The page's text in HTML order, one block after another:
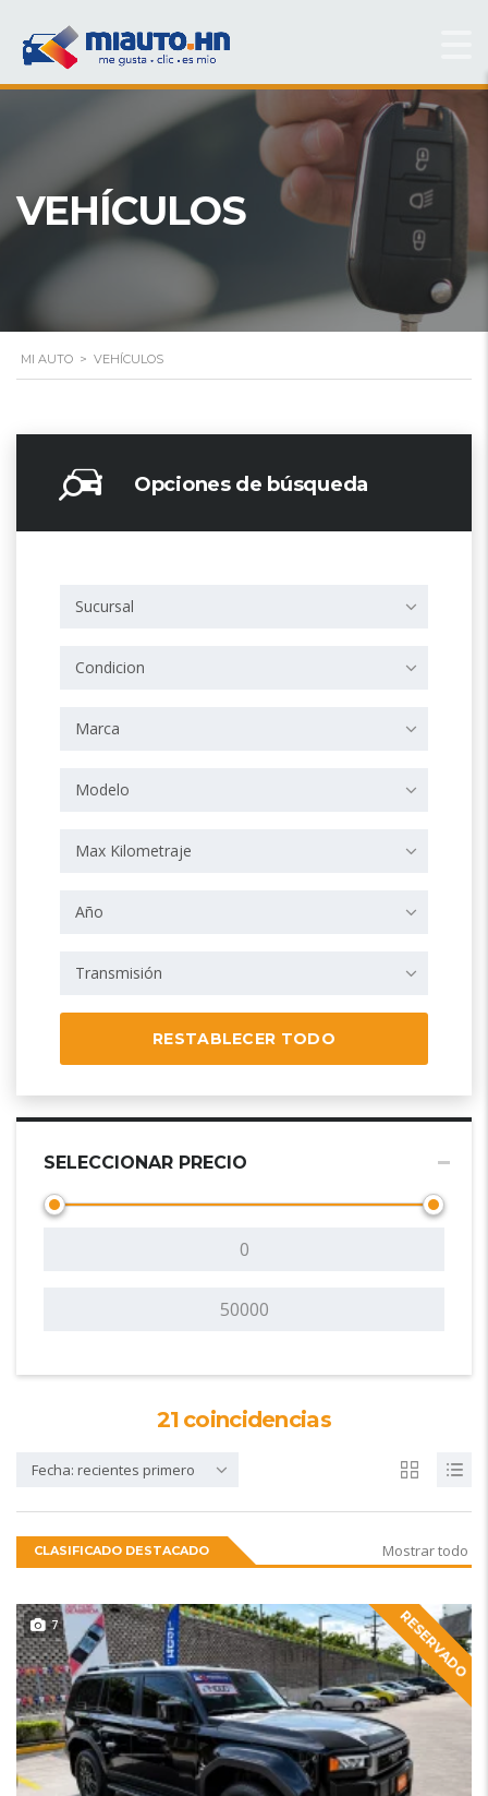
VEHÍCULOS
MI AUTO > VEHÍCULOS
Opciones de búsqueda
Sucursal
Condicion
Marca
Modelo
Max Kilometraje
Año
Transmisión
RESTABLECER TODO
SELECCIONAR PRECIO
21coincidencias
Fecha: recientes primero
CLASIFICADO DESTACADO Mostrar todo
7 RESERVADO